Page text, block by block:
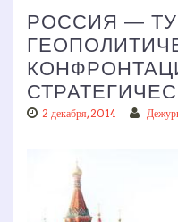
РОССИЯ —
2 декабря, 2014